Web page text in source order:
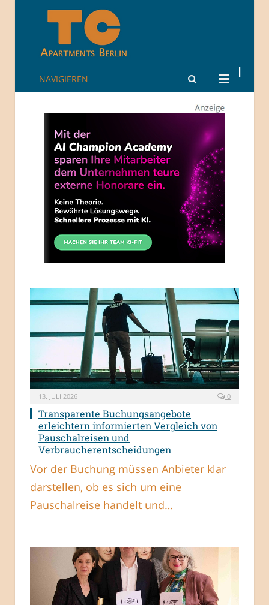
TheCity: Living
Apartments in
Berlin
NAVIGIEREN
13. JULI 2026 0
Transparente Buchungsangebote
erleichtern informierten Vergleich von
Pauschalreisen und
Verbraucherentscheidungen
Vor der Buchung müssen Anbieter klar
darstellen, ob es sich um eine
Pauschalreise handelt und…